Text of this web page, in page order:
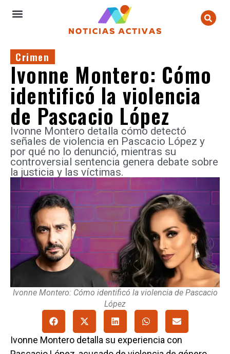
Crimen
Ivonne Montero: Cómo
identificó la violencia
de Pascacio López
Ivonne Montero detalla cómo detectó
señales de violencia en Pascacio López y
por qué no lo denunció, mientras su
controversial sentencia genera debate sobre
la justicia y las víctimas.
Ivonne Montero: Cómo identificó la violencia de Pascacio
López
Ivonne Montero detalla su experiencia con